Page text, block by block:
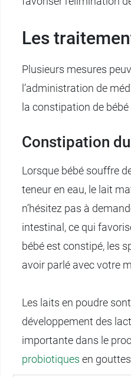
Les
Plusieurs mesures
l’administration de
la constipation de
Constipation
Lorsque bébé souffre
teneur en eau, le lait
n’hésitez pas à
intestinal, ce qui
bébé est constipé, les
avoir parlé avec votre
Les laits en poudre
développement des
importante dans le
probiotiques en